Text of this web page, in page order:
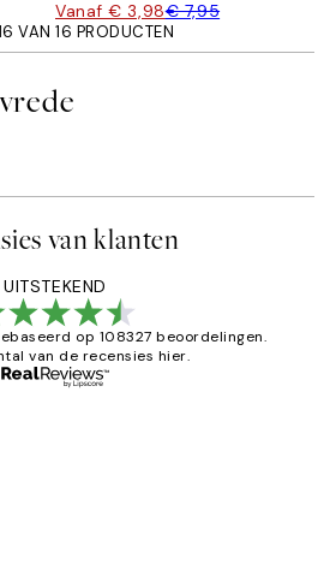
Vanaf € 3,98€ 7,95
VAN 16 PRODUCTEN
van klanten
UITSTEKEND
op 108327 beoordelingen.
van de recensies hier.